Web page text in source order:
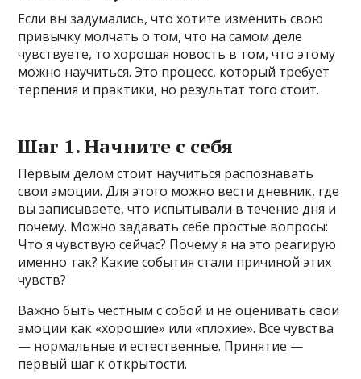
Если вы задумались, что хотите изменить свою
привычку молчать о том, что на самом деле
чувствуете, то хорошая новость в том, что этому
можно научиться. Это процесс, который требует
терпения и практики, но результат того стоит.
Шаг 1. Начните с себя
Первым делом стоит научиться распознавать
свои эмоции. Для этого можно вести дневник, где
вы записываете, что испытывали в течение дня и
почему. Можно задавать себе простые вопросы:
Что я чувствую сейчас? Почему я на это реагирую
именно так? Какие события стали причиной этих
чувств?
Важно быть честным с собой и не оценивать свои
эмоции как «хорошие» или «плохие». Все чувства
— нормальные и естественные. Принятие —
первый шаг к открытости.